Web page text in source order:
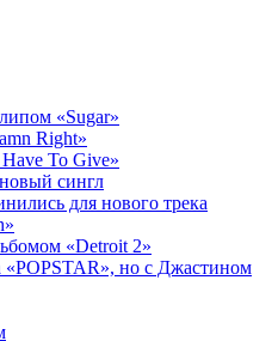
«Sugar»
Right»
To Give»
сингл
для нового трека
«Detroit 2»
«POPSTAR», но с Джастином